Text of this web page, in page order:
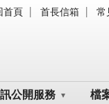
首頁 首長信箱 常
公開服務 檔